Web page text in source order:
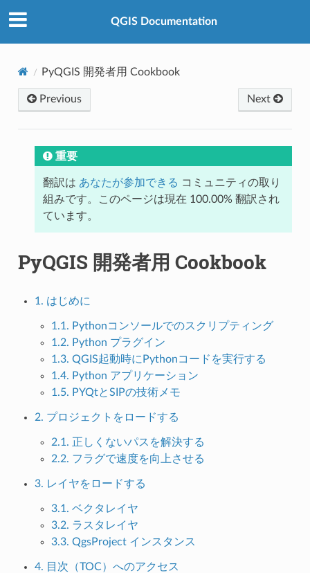
QGIS Documentation
PyQGIS 開発者用 Cookbook
Previous Next
重要
翻訳は あなたが参加できる コミュニティの取り
組みです。このページは現在 100.00% 翻訳され
ています。
PyQGIS 開発者用 Cookbook
1. はじめに
1.1. Pythonコンソールでのスクリプティング
1.2. Python プラグイン
1.3. QGIS起動時にPythonコードを実行する
1.4. Python アプリケーション
1.5. PYQtとSIPの技術メモ
2. プロジェクトをロードする
2.1. 正しくないパスを解決する
2.2. フラグで速度を向上させる
3. レイヤをロードする
3.1. ベクタレイヤ
3.2. ラスタレイヤ
3.3. QgsProject インスタンス
4. 目次（TOC）へのアクセス